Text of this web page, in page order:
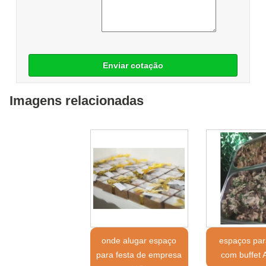
Enviar cotação
Imagens relacionadas
onde alugar espaço
para festa de empresa
espaços
com buffet